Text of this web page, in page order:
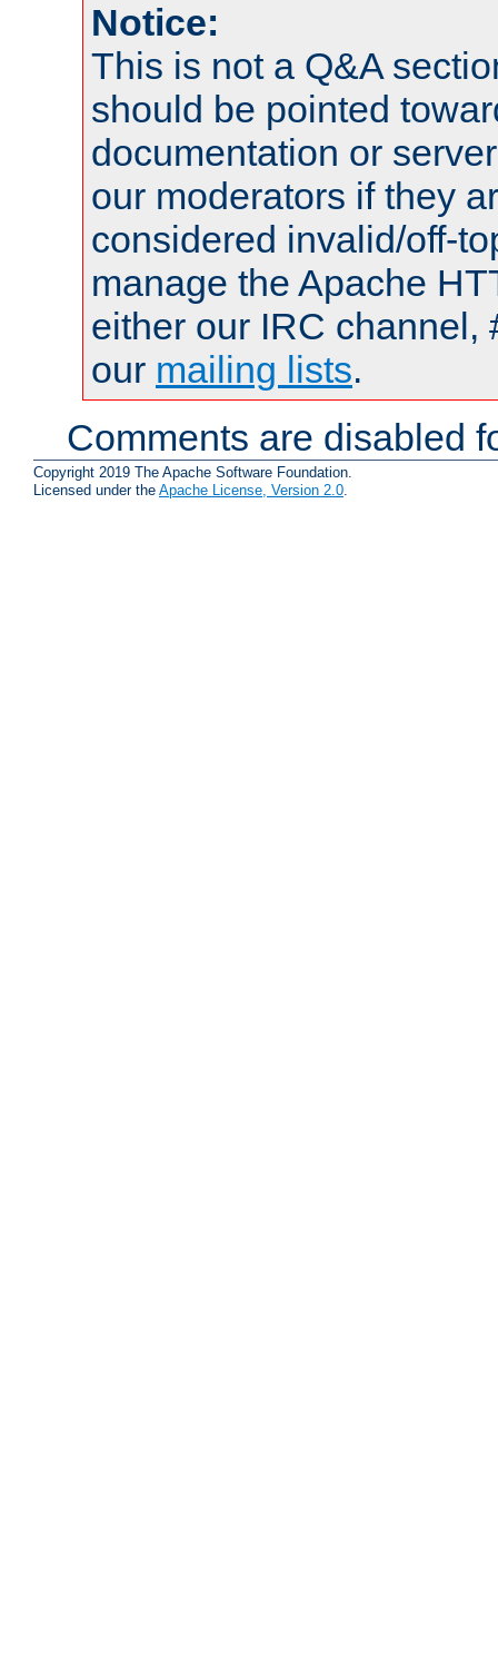
Notice:
This is not a Q&A
should be pointed
documentation or
our moderators if they
considered invalid/off-
manage the Apache
either our IRC channel,
our mailing lists.
Comments are disabled
Copyright 2019 The Apache Software Foundation.
Licensed under the Apache License, Version 2.0